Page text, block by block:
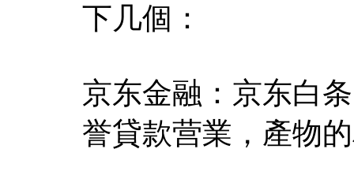
下几個：
京东金融：京东白
誉貸款营業，產物